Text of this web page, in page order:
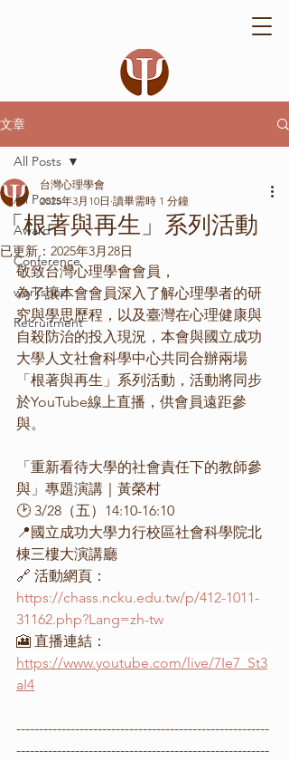
文章
All Posts
Award
Conference
workshop
Recruitment
All Posts
「根著與再生」系列活動
台灣心理學會
2025年3月10日 讀畢需時 1 分鐘
已更新： 2025年3月28日
敬致台灣心理學會會員，
為了讓本會會員深入了解心理學者的研
究與學思歷程，以及臺灣在心理健康與
自殺防治的投入現況，本會與國立成功
大學人文社會科學中心共同合辦兩場
「根著與再生」系列活動，活動將同步
於YouTube線上直播，供會員遠距參
與。
「重新看待大學的社會責任下的教師參
與」專題演講｜黃榮村
🕑 3/28（五）14:10-16:10
📍國立成功大學力行校區社會科學院北
棟三樓大演講廳
🔗 活動網頁：
https://chass.ncku.edu.tw/p/412-1011-
31162.php?Lang=zh-tw
🎦 直播連結：
https://www.youtube.com/live/7Ie7_St3
aI4
--------------------------------------------------------
--------------------------------------------------------